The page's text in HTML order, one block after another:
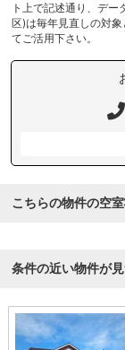
ト上で記述通り、デ
区)は毎年見直しの対
てご活用下さい。
こちらの物件の空
条件の近い物件が